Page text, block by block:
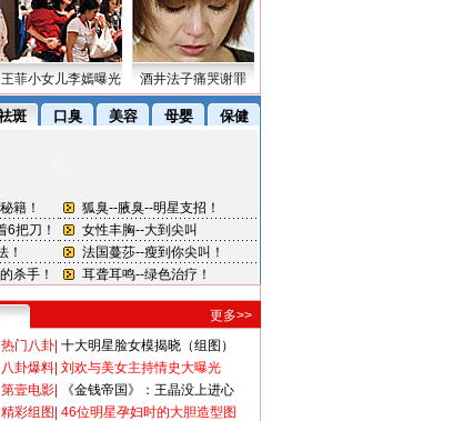
王菲小女儿李嫣曝光 酒井法子痛哭谢罪
更多>>
热门八卦 十大明星脸女模揭晓（组图）
八卦爆料 刘欢与美女主持情史大曝光
第壹电影
《金钱帝国》：王晶没上进心
精彩组图 46位明星孕妇时的大胆造型图